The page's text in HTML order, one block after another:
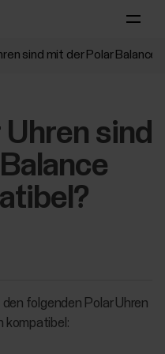
sind mit der Polar Balance
sind
folgenden Polar Uhren